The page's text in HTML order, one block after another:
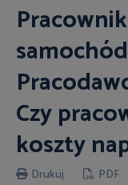
Czy
koszty
Drukuj PDF